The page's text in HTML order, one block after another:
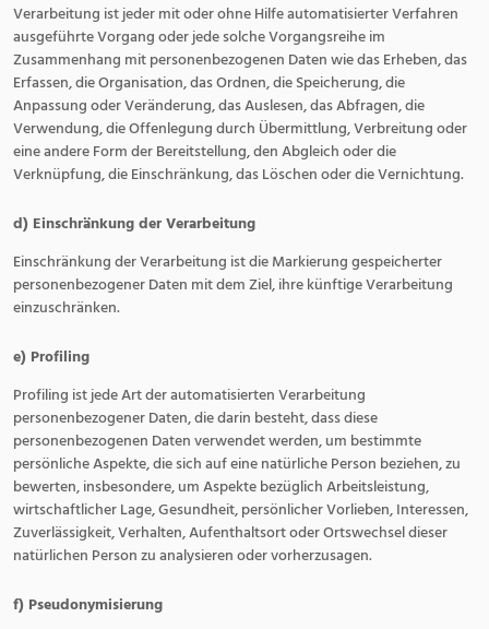
Verarbeitung ist jeder mit oder ohne Hilfe automatisierter Verfahren
ausgeführte Vorgang oder jede solche Vorgangsreihe im
Zusammenhang mit personenbezogenen Daten wie das Erheben, das
Erfassen, die Organisation, das Ordnen, die Speicherung, die
Anpassung oder Veränderung, das Auslesen, das Abfragen, die
Verwendung, die Offenlegung durch Übermittlung, Verbreitung oder
eine andere Form der Bereitstellung, den Abgleich oder die
Verknüpfung, die Einschränkung, das Löschen oder die Vernichtung.
d) Einschränkung der Verarbeitung
Einschränkung der Verarbeitung ist die Markierung gespeicherter
personenbezogener Daten mit dem Ziel, ihre künftige Verarbeitung
einzuschränken.
e) Profiling
Profiling ist jede Art der automatisierten Verarbeitung
personenbezogener Daten, die darin besteht, dass diese
personenbezogenen Daten verwendet werden, um bestimmte
persönliche Aspekte, die sich auf eine natürliche Person beziehen, zu
bewerten, insbesondere, um Aspekte bezüglich Arbeitsleistung,
wirtschaftlicher Lage, Gesundheit, persönlicher Vorlieben, Interessen,
Zuverlässigkeit, Verhalten, Aufenthaltsort oder Ortswechsel dieser
natürlichen Person zu analysieren oder vorherzusagen.
f) Pseudonymisierung